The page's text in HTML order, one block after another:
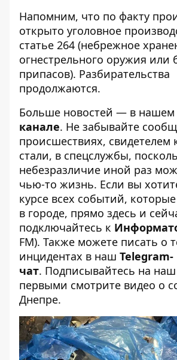
Напомним, что по факту
открыто уголовное
статье 264 (небрежное
огнестрельного оружия или
припасов). Разбирательства
продолжаются.
Больше новостей — в нашем
канале. Не забывайте
происшествиях, свидетелем
стали, в спецслужбы,
небезразличие иной раз
чью-то жизнь. Если вы
курсе всех событий,
в городе, прямо здесь и
подключайтесь к
FM). Также можете писать о
инцидентах в наш Telegram-
чат. Подписывайтесь на наш
первыми смотрите видео о
Днепре.